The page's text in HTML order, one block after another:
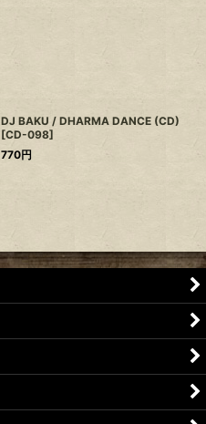
DJ BAKU / DHARMA DANCE (CD)
[CD-098]
770円